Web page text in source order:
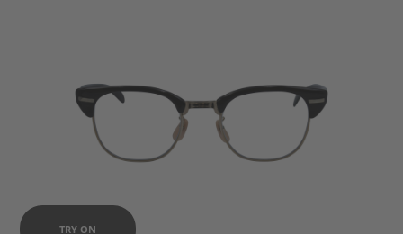
TRY ON